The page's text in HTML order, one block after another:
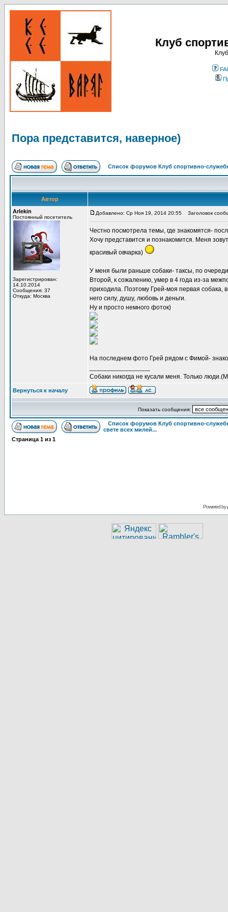
Клуб
Пора представится, наверное)
Список форумов Клуб спортивно-
Автор
Arlekin
Постоянный посетитель
Зарегистрирован:
14.10.2014
Сообщения: 37
Откуда: Москва
Добавлено: Ср Ноя 19, 2014 20:55 Заголовок
Честно посмотрела темы, где знакомятся-
Хочу представится и познакомится. Меня
красивый овчарка)
У меня были раньше собаки- таксы, по
Второй, к сожалению, умер в 4 года из-за
приходила. Поэтому Грей-моя первая собака,
него силу, душу, любовь и деньги.
Ну и просто немного фоток)
На последнем фото Грей рядом с Фимой-
Собаки никогда не кусали меня. Только
Вернуться к началу
Показать сообщения:
Список форумов Клуб спортивно-
свете всех милей...
Страница 1 из 1
Powered by